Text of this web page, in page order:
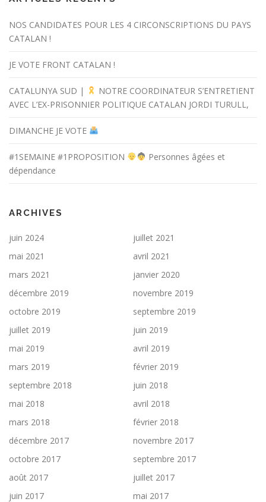
NOS CANDIDATES POUR LES 4 CIRCONSCRIPTIONS DU PAYS
CATALAN !
JE VOTE FRONT CATALAN !
CATALUNYA SUD |
NOTRE COORDINATEUR S’ENTRETIENT
AVEC L’EX-PRISONNIER POLITIQUE CATALAN JORDI TURULL,
DIMANCHE JE VOTE
#1SEMAINE #1PROPOSITION
Personnes âgées et
dépendance
ARCHIVES
juin 2024
juillet 2021
mai 2021
avril 2021
mars 2021
janvier 2020
décembre 2019
novembre 2019
octobre 2019
septembre 2019
juillet 2019
juin 2019
mai 2019
avril 2019
mars 2019
février 2019
septembre 2018
juin 2018
mai 2018
avril 2018
mars 2018
février 2018
décembre 2017
novembre 2017
octobre 2017
septembre 2017
août 2017
juillet 2017
juin 2017
mai 2017